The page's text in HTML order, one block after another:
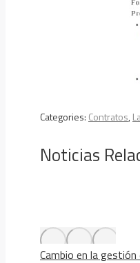
Categories: Contratos,
Noticias
Cambio en la